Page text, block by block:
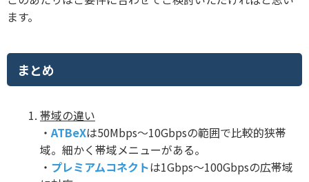
ます。
まとめ
帯域の違い
・ATBeXは50Mbps～10Gbpsの範囲で比較的狭帯
域。細かく帯域メニューがある。
・ プレミアムコネクトは1Gbps～100Gbpsの広帯域